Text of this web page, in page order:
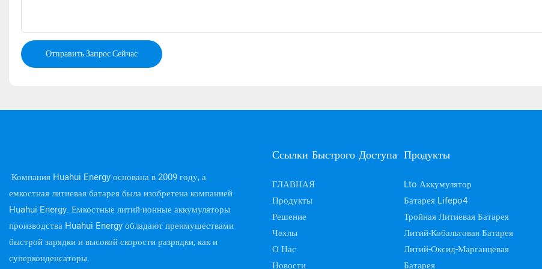
Отправить Запрос Сейчас
Компания Huahui Energy основана в 2009 году, а
емкостная литиевая батарея была изобретена компанией
Huahui Energy. Емкостные литий-ионные аккумуляторы
производства Huahui Energy обладают преимуществами
быстрой зарядки и высокой скорости разрядки, как и
суперконденсаторы.
Ссылки Быстрого Доступа
ГЛАВНАЯ
Продукты
Решение
Чехлы
О Нас
Новости
Продукты
Lto Аккумулятор
Батарея Lifepo4
Тройная Литиевая Батарея
Литий-Кобальтовая Батарея
Литий-Оксид-Марганцевая
Батарея